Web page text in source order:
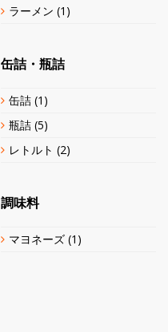
ラーメン (1)
缶詰・瓶詰
缶詰 (1)
瓶詰 (5)
レトルト (2)
調味料
マヨネーズ (1)